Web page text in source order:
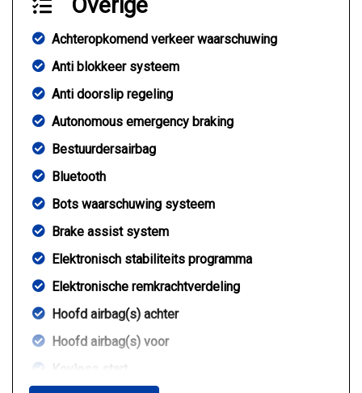
Achteropkomend verkeer waarschuwing
Anti blokkeer systeem
Anti doorslip regeling
Autonomous emergency braking
Bestuurdersairbag
Bluetooth
Bots waarschuwing systeem
Brake assist system
Elektronisch stabiliteits programma
Elektronische remkrachtverdeling
Hoofd airbag(s) achter
Hoofd airbag(s) voor
Keyless start